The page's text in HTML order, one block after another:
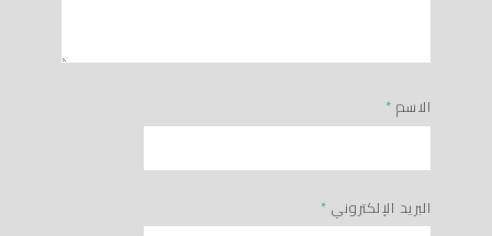
الاسم *
البريد الإلكتروني *